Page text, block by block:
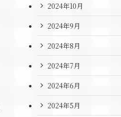
2024年10月
2024年9月
2024年8月
2024年7月
2024年6月
2024年5月